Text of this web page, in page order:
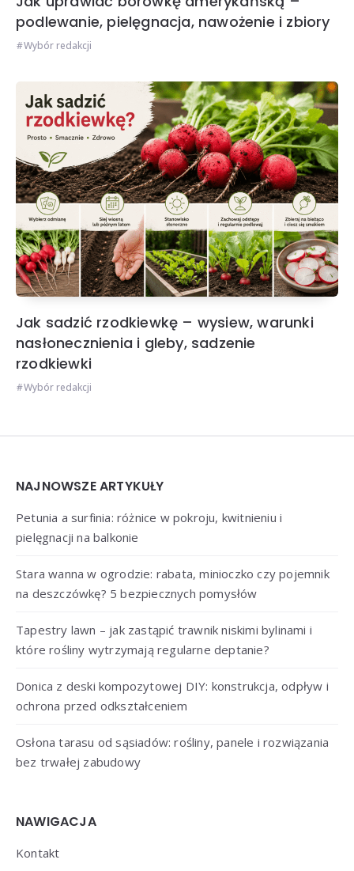
podlewanie, pielęgnacja, nawożenie i zbiory
Wybór redakcji
Jak sadzić rzodkiewkę – wysiew, warunki
nasłonecznienia i gleby, sadzenie
rzodkiewki
Wybór redakcji
Widgets
NAJNOWSZE ARTYKUŁY
Petunia a surfinia: różnice w pokroju, kwitnieniu i
pielęgnacji na balkonie
Stara wanna w ogrodzie: rabata, minioczko czy pojemnik
na deszczówkę? 5 bezpiecznych pomysłów
Tapestry lawn – jak zastąpić trawnik niskimi bylinami i
które rośliny wytrzymają regularne deptanie?
Donica z deski kompozytowej DIY: konstrukcja, odpływ i
ochrona przed odkształceniem
Osłona tarasu od sąsiadów: rośliny, panele i rozwiązania
bez trwałej zabudowy
NAWIGACJA
Kontakt